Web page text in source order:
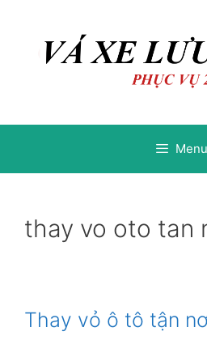
Menu
thay vo oto tan
Thay vỏ ô tô tận